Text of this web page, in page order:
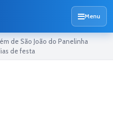
Menu
de São João do Panelinha
de festa